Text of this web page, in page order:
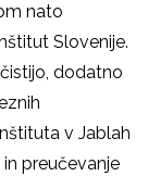
nato
Slovenije.
dodatno
v Jablah
preučevanje